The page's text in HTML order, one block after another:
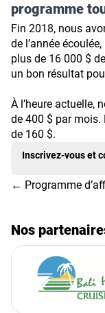
programme
Fin 2018, nous
de l’année
plus de 16 000 $
un bon résultat
À l’heure actuelle,
de 400 $ par
de 160 $.
Inscrivez-vous et
← Programme
Nos